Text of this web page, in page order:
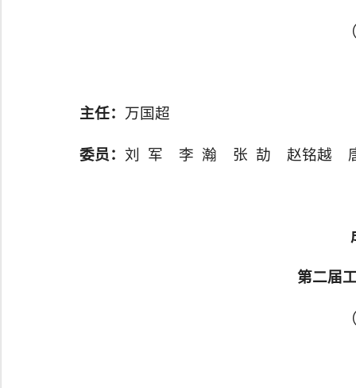
主任： 万国超
委员：刘 军 李 瀚 张 劼 赵铭越
第二届